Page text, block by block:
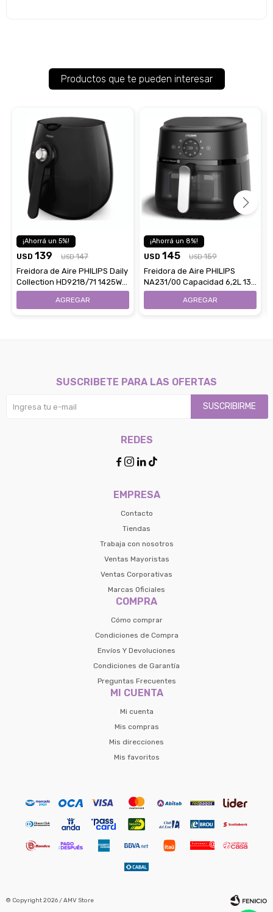
Productos que te pueden interesar
5
USD 139 USD 147
Freidora de Aire PHILIPS Daily
Collection HD9218/71 1425W
820ml
8
USD 145 USD 159
Freidora de Aire PHILIPS
NA231/00 Capacidad 6,2L 13
En 1
EMPRESA
Contacto
Tiendas
Trabaja con nosotros
Ventas Mayoristas
Ventas Corporativas
Marcas Oficiales
COMPRA
Cómo comprar
Condiciones de Compra
Envíos Y Devoluciones
Condiciones de Garantía
Preguntas Frecuentes
MI CUENTA
Mi cuenta
Mis compras
Mis direcciones
Mis favoritos
SUSCRIBETE PARA LAS OFERTAS
SUSCRIBIRME
REDES
   
© Copyright 2026 / AMV Store